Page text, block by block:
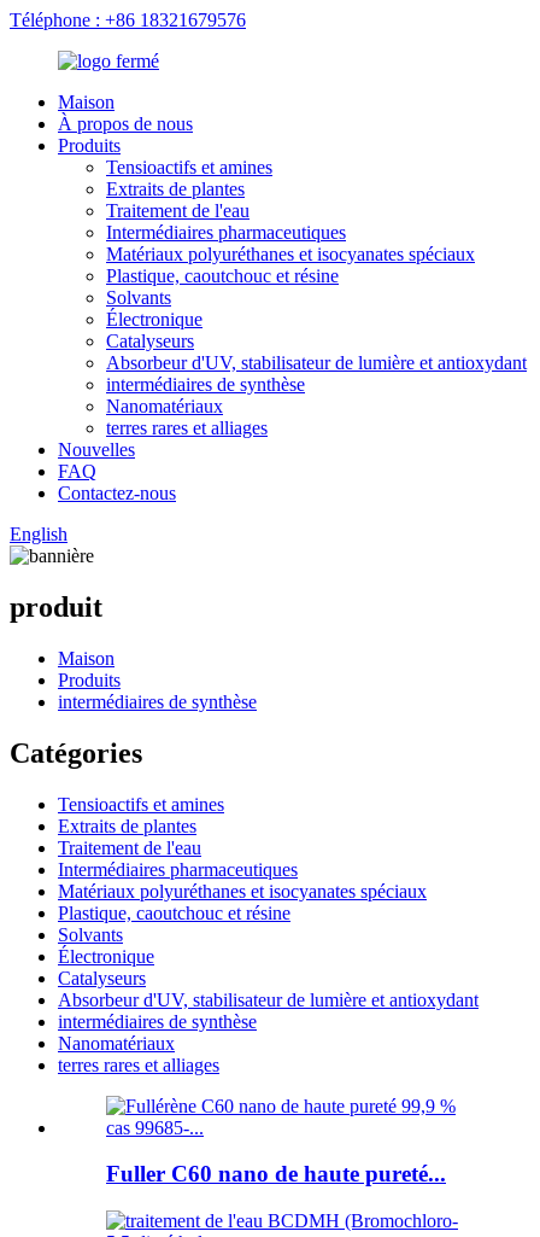
Téléphone : +86 18321679576
Maison
À propos de nous
Produits
Tensioactifs et amines
Extraits de plantes
Traitement de l'eau
Intermédiaires pharmaceutiques
Matériaux polyuréthanes et isocyanates spéciaux
Plastique, caoutchouc et résine
Solvants
Électronique
Catalyseurs
Absorbeur d'UV, stabilisateur de lumière et antioxydant
intermédiaires de synthèse
Nanomatériaux
terres rares et alliages
Nouvelles
FAQ
Contactez-nous
English
produit
Maison
Produits
intermédiaires de synthèse
Catégories
Tensioactifs et amines
Extraits de plantes
Traitement de l'eau
Intermédiaires pharmaceutiques
Matériaux polyuréthanes et isocyanates spéciaux
Plastique, caoutchouc et résine
Solvants
Électronique
Catalyseurs
Absorbeur d'UV, stabilisateur de lumière et antioxydant
intermédiaires de synthèse
Nanomatériaux
terres rares et alliages
Fuller C60 nano de haute pureté...